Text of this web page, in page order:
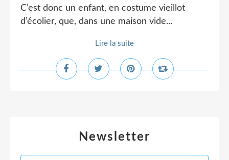
C’est donc un enfant, en costume vieillot
d’écolier, que, dans une maison vide...
Lire la suite
Newsletter